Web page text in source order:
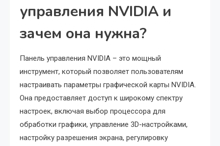
управления NVIDIA и
зачем она нужна?
Панель управления NVIDIA – это мощный
инструмент, который позволяет пользователям
настраивать параметры графической карты NVIDIA.
Она предоставляет доступ к широкому спектру
настроек, включая выбор процессора для
обработки графики, управление 3D-настройками,
настройку разрешения экрана, регулировку